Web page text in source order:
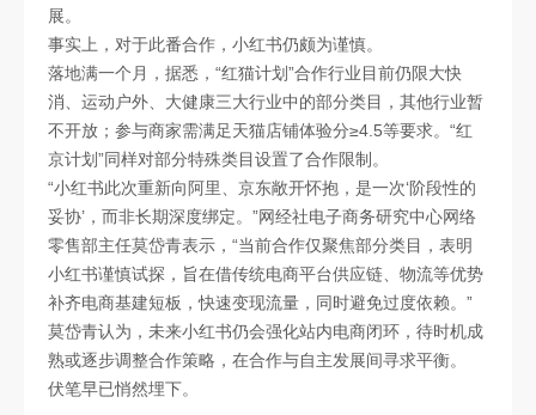
展。
事实上，对于此番合作，小红书仍颇为谨慎。
落地满一个月，据悉，“红猫计划”合作行业目前仍限大快
消、运动户外、大健康三大行业中的部分类目，其他行业暂
不开放；参与商家需满足天猫店铺体验分≥4.5等要求。“红
京计划”同样对部分特殊类目设置了合作限制。
“小红书此次重新向阿里、京东敞开怀抱，是一次‘阶段性的
妥协’，而非长期深度绑定。”网经社电子商务研究中心网络
零售部主任莫岱青表示，“当前合作仅聚焦部分类目，表明
小红书谨慎试探，旨在借传统电商平台供应链、物流等优势
补齐电商基建短板，快速变现流量，同时避免过度依赖。”
莫岱青认为，未来小红书仍会强化站内电商闭环，待时机成
熟或逐步调整合作策略，在合作与自主发展间寻求平衡。
伏笔早已悄然埋下。